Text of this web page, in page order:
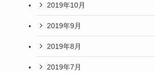
2019年10月
2019年9月
2019年8月
2019年7月